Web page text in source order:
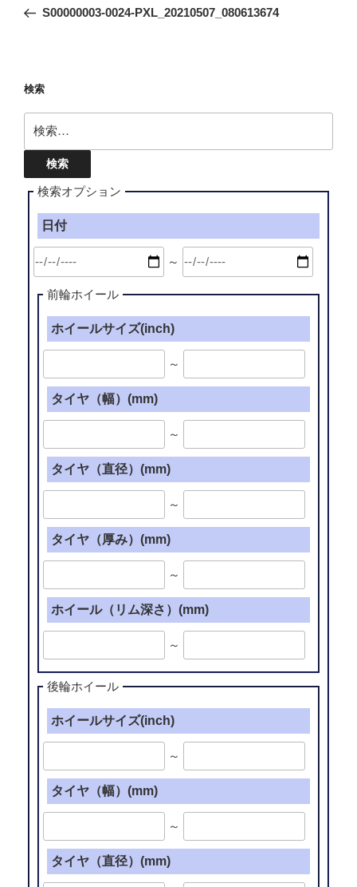
ナ
ー
シ
ョ
ン
の
S00000003-0024-PXL_20210507_080613674
検索
索:
検索オプション
日付
～
前輪ホイール
ホイールサイズ(inch)
～
タイヤ（幅）(mm)
～
タイヤ（直径）(mm)
～
タイヤ（厚み）(mm)
～
ホイール（リム深さ）(mm)
～
後輪ホイール
ホイールサイズ(inch)
～
タイヤ（幅）(mm)
～
タイヤ（直径）(mm)